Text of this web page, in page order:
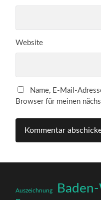
Website
Name, E-Mail-
Browser für meinen
Auszeichnung